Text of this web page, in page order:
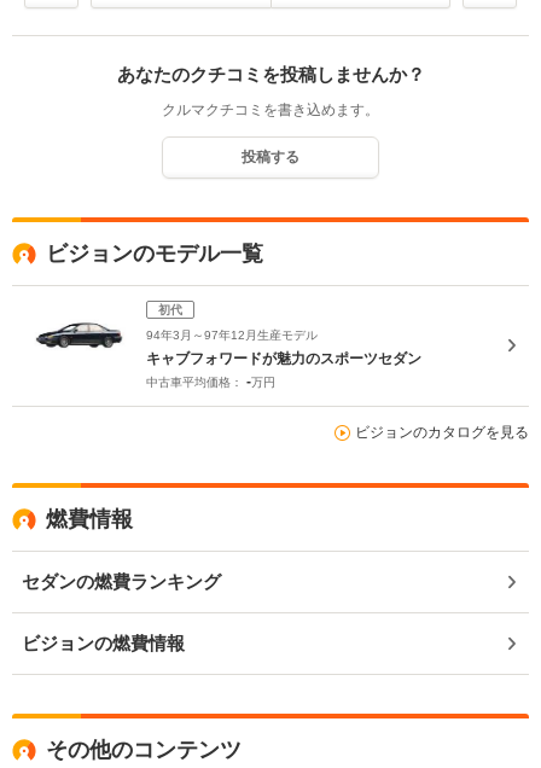
あなたのクチコミを投稿しませんか？
クルマクチコミを書き込めます。
投稿する
ビジョンのモデル一覧
初代
94年3月～97年12月生産モデル
キャブフォワードが魅力のスポーツセダン
中古車平均価格： -万円
ビジョンのカタログを見る
燃費情報
セダンの燃費ランキング
ビジョンの燃費情報
その他のコンテンツ